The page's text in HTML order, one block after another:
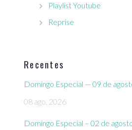
Playlist Youtube
Reprise
Recentes
Domingo Especial — 09 de
08 ago, 2026
Domingo Especial – 02 de